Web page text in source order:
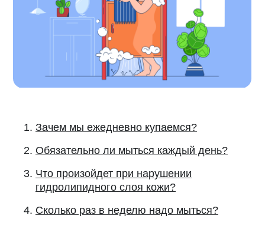
Зачем мы ежедневно купаемся?
Обязательно ли мыться каждый день?
Что произойдет при нарушении
гидролипидного слоя кожи?
Сколько раз в неделю надо мыться?